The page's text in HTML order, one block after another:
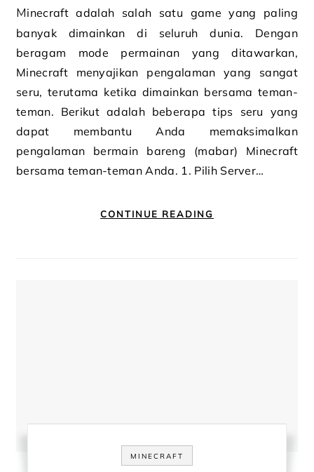
Minecraft adalah salah satu game yang paling
banyak dimainkan di seluruh dunia. Dengan
beragam mode permainan yang ditawarkan,
Minecraft menyajikan pengalaman yang sangat
seru, terutama ketika dimainkan bersama teman-
teman. Berikut adalah beberapa tips seru yang
dapat membantu Anda memaksimalkan
pengalaman bermain bareng (mabar) Minecraft
bersama teman-teman Anda. 1. Pilih Server…
CONTINUE READING
MINECRAFT